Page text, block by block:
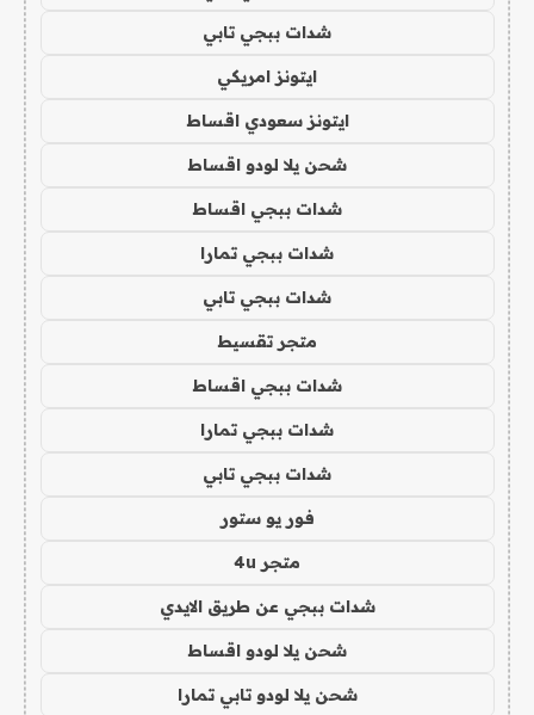
شدات ببجي تابي
ايتونز امريكي
ايتونز سعودي اقساط
شحن يلا لودو اقساط
شدات ببجي اقساط
شدات ببجي تمارا
شدات ببجي تابي
متجر تقسيط
شدات ببجي اقساط
شدات ببجي تمارا
شدات ببجي تابي
فور يو ستور
متجر 4u
شدات ببجي عن طريق الايدي
شحن يلا لودو اقساط
شحن يلا لودو تابي تمارا